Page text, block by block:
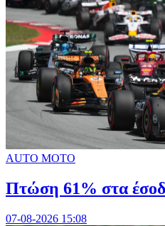
AUTO MOTO
Πτώση 61% στα
07-08-2026 15:08